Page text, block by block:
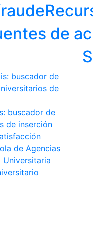
de
buscador de
de
buscador de
de inserción
de Agencias
Universitaria